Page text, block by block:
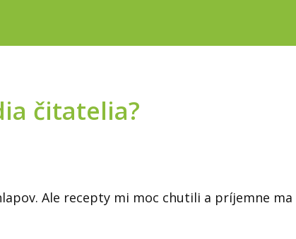
čitatelia?
Ale recepty mi moc chutili a príjemne ma